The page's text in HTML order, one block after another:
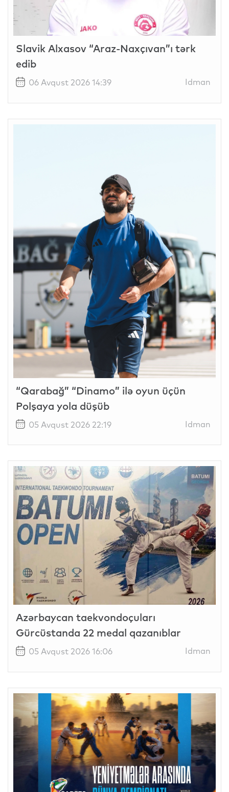
Slavik Alxasov “Araz-Naxçıvan”ı tərk
edib
06 Avqust 2026 14:39 Idman
“Qarabağ” “Dinamo” ilə oyun üçün
Polşaya yola düşüb
05 Avqust 2026 22:19 Idman
Azərbaycan taekvondoçuları
Gürcüstanda 22 medal qazanıblar
05 Avqust 2026 16:06 Idman